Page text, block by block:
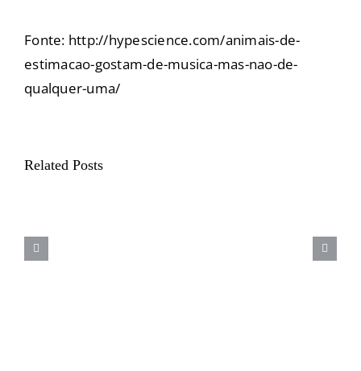
Fonte: http://hypescience.com/animais-de-
estimacao-gostam-de-musica-mas-nao-de-
qualquer-uma/
Related Posts